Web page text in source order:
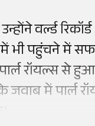
वर्ल्ड
भी पहुंचने में
रॉयल्स से
में पार्ल